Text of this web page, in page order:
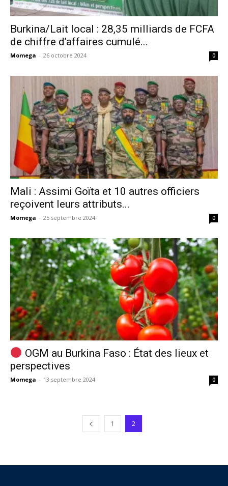
Burkina/Lait local : 28,35 milliards de FCFA
de chiffre d’affaires cumulé...
Momega - 26 octobre 2024 0
Mali : Assimi Goïta et 10 autres officiers
reçoivent leurs attributs...
Momega - 25 septembre 2024 0
OGM au Burkina Faso : État des lieux et
perspectives
Momega - 13 septembre 2024 0
1 2